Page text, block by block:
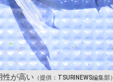
性が高い（提供：TSURINEWS編集部）